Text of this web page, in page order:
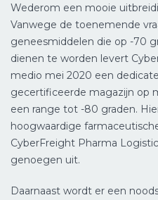
Wederom een mooie
Vanwege de toenemende
geneesmiddelen die op -70
dienen te worden levert
medio mei 2020 een
gecertificeerde magazijn op
een range tot -80 graden.
hoogwaardige
CyberFreight Pharma
genoegen uit.
Daarnaast wordt er een